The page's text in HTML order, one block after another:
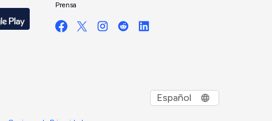
Prensa